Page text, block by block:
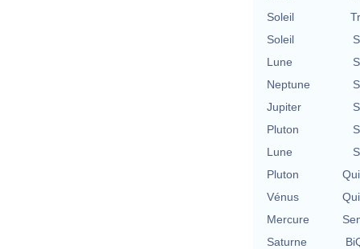
Soleil
Soleil
Lune
Neptune
Jupiter
Pluton
Lune
Pluton
Vénus
Mercure
Saturne